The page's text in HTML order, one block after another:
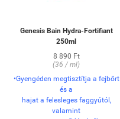
Genesis Bain Hydra-Fortifiant
250ml
8 890 Ft
(36 / ml)
•Gyengéden megtisztítja a fejbőrt
és a
hajat a felesleges faggyútól,
valamint